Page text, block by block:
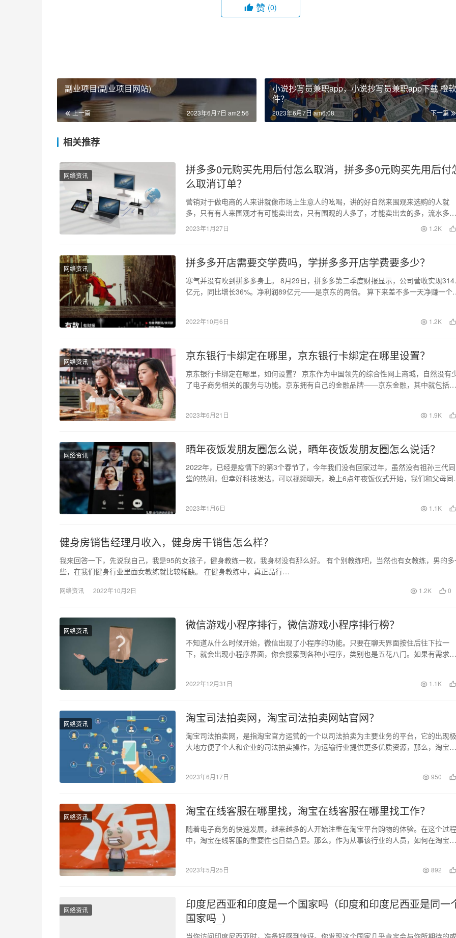
赞 (0)
副业项目(副业项目网站)
上一篇 2023年6月7日 am2:56
小说抄写员兼职app，小说抄写员兼职app下载 橙软
件？
下一篇
2023年6月7日 am6:08
相关推荐
网络资讯
拼多多0元购买先用后付怎么取消，拼多多0元购买先用后付
么取消订单？
营销对于做电商的人来讲就像市场上生意人的吆喝，讲的好自然来围观来选购的人就
多，只有有人来围观才有可能卖出去，只有围观的人多了，才能卖出去的多，流水多，
赚来的钱就多了。 电商营销大体…
2023年1月27日 1.2K
网络资讯 拼多多开店需要交学费吗，学拼多多开店学费要多少？
寒气并没有吹到拼多多身上。 8月29日，拼多多第二季度财报显示，公司营收实现
亿元，同比增长36%。净利润89亿元——是京东的两倍。 算下来差不多一天净赚一个
2022年10月6日 1.2K
网络资讯 京东银行卡绑定在哪里，京东银行卡绑定在哪里设置？
京东银行卡绑定在哪里，如何设置？ 京东作为中国领先的综合性网上商城，自然没有
了电子商务相关的服务与功能。京东拥有自己的金融品牌——京东金融，其中就包括京
2023年6月21日 1.9K
网络资讯 晒年夜饭发朋友圈怎么说，晒年夜饭发朋友圈怎么说话？
2022年，已经是疫情下的第3个春节了，今年我们没有回家过年，虽然没有祖孙三代同
堂的热闹，但幸好科技发达，可以视频聊天，晚上6点年夜饭仪式开始，我们和父母同
2023年1月6日 1.1K
健身房销售经理月收入，健身房干销售怎么样？
我来回答一下，先说我自己，我是95的女孩子，健身教练一枚，我身材没有那么好。 有个别教练吧，当然也有女教练，男的
些，在我们健身行业里面女教练就比较稀缺。 在健身教练中，真正品行…
网络资讯 2022年10月2日 1.2K 0
网络资讯 微信游戏小程序排行，微信游戏小程序排行榜？
不知道从什么时候开始，微信出现了小程序的功能。只要在聊天界面按住后往下拉一
下，就会出现小程序界面，你会搜索到各种小程序，类别也是五花八门。如果有需求，
2022年12月31日 1.1K
网络资讯 淘宝司法拍卖网，淘宝司法拍卖网站官网？
淘宝司法拍卖网，是指淘宝官方运营的一个以司法拍卖为主要业务的平台，它的出现极
大地方便了个人和企业的司法拍卖操作，为运输行业提供更多优质资源，那么，淘宝司
2023年6月17日 950
网络资讯 淘宝在线客服在哪里找，淘宝在线客服在哪里找工作？
随着电子商务的快速发展，越来越多的人开始注重在淘宝平台购物的体验。在这个过程
中，淘宝在线客服的重要性也日益凸显。那么，作为从事该行业的人员，如何在淘宝上
2023年5月25日 892
网络资讯
印度尼西亚和印度是一个国家吗（印度和印度尼西亚是同一
国家吗_）